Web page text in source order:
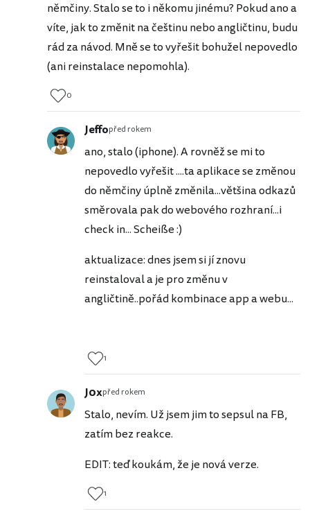
němčiny. Stalo se to i někomu jinému? Pokud ano a
víte, jak to změnit na češtinu nebo angličtinu, budu
rád za návod. Mně se to vyřešit bohužel nepovedlo
(ani reinstalace nepomohla).
0
Jeffopřed rokem
ano, stalo (iphone). A rovněž se mi to
nepovedlo vyřešit ....ta aplikace se změnou
do němčiny úplně změnila...většina odkazů
směrovala pak do webového rozhraní...i
check in... Scheiße :)
aktualizace: dnes jsem si jí znovu
reinstaloval a je pro změnu v
angličtině..pořád kombinace app a webu...
1
J0xpřed rokem
Stalo, nevím. Už jsem jim to sepsul na FB,
zatím bez reakce.
EDIT: teď koukám, že je nová verze.
1